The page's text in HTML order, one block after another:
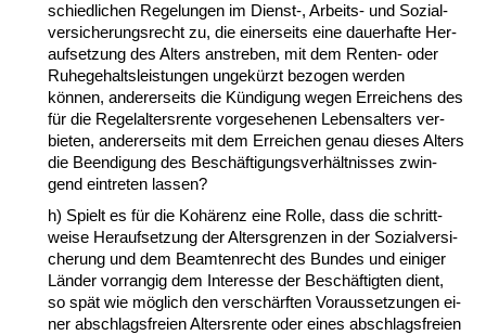
schied­li­chen Re­ge­lun­gen im Dienst-, Ar­beits- und So­zi­al­
ver­si­che­rungs­recht zu, die ei­ner­seits ei­ne dau­er­haf­te Her­
auf­set­zung des Al­ters an­stre­ben, mit dem Ren­ten- oder
Ru­he­ge­halts­leis­tun­gen un­gekürzt be­zo­gen wer­den
können, an­de­rer­seits die Kündi­gung we­gen Er­rei­chens des
für die Re­gel­al­ters­ren­te vor­ge­se­he­nen Le­bens­al­ters ver­
bie­ten, an­de­rer­seits mit dem Er­rei­chen ge­nau die­ses Al­ters
die Be­en­di­gung des Beschäfti­gungs­verhält­nis­ses zwin­
gend ein­tre­ten las­sen?
h) Spielt es für die Kohärenz ei­ne Rol­le, dass die schritt­
wei­se Her­auf­set­zung der Al­ters­gren­zen in der So­zi­al­ver­si­
che­rung und dem Be­am­ten­recht des Bun­des und ei­ni­ger
Länder vor­ran­gig dem In­ter­es­se der Beschäftig­ten dient,
so spät wie möglich den verschärf­ten Vor­aus­set­zun­gen ei­
ner ab­schlags­frei­en Al­ters­ren­te oder ei­nes ab­schlags­frei­en